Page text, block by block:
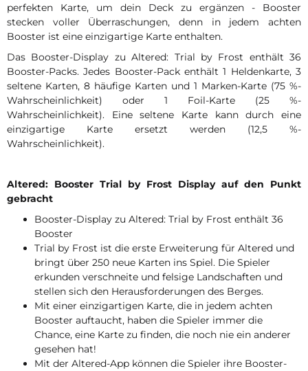
perfekten Karte, um dein Deck zu ergänzen - Booster
stecken voller Überraschungen, denn in jedem achten
Booster ist eine einzigartige Karte enthalten.
Das Booster-Display zu Altered: Trial by Frost enthält 36
Booster-Packs. Jedes Booster-Pack enthält 1 Heldenkarte, 3
seltene Karten, 8 häufige Karten und 1 Marken-Karte (75 %-
Wahrscheinlichkeit) oder 1 Foil-Karte (25 %-
Wahrscheinlichkeit). Eine seltene Karte kann durch eine
einzigartige Karte ersetzt werden (12,5 %-
Wahrscheinlichkeit).
Altered: Booster Trial by Frost Display auf den Punkt
gebracht
Booster-Display zu Altered: Trial by Frost enthält 36
Booster
Trial by Frost ist die erste Erweiterung für Altered und
bringt über 250 neue Karten ins Spiel. Die Spieler
erkunden verschneite und felsige Landschaften und
stellen sich den Herausforderungen des Berges.
Mit einer einzigartigen Karte, die in jedem achten
Booster auftaucht, haben die Spieler immer die
Chance, eine Karte zu finden, die noch nie ein anderer
gesehen hat!
Mit der Altered-App können die Spieler ihre Booster-